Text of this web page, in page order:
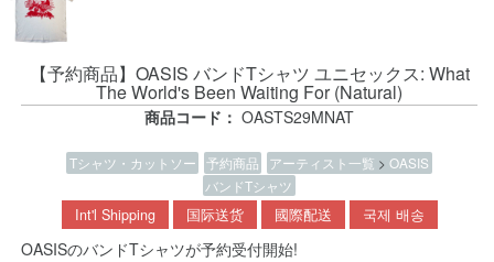
【予約商品】OASIS バンドTシャツ ユニセックス: What
The World's Been Waiting For (Natural)
商品コード： OASTS29MNAT
Tシャツ・カットソー 予約商品 アーティスト一覧 >OASIS
バンドTシャツ
Int'l Shipping 国际送货 國際配送 국제 배송
OASISのバンドTシャツが予約受付開始!